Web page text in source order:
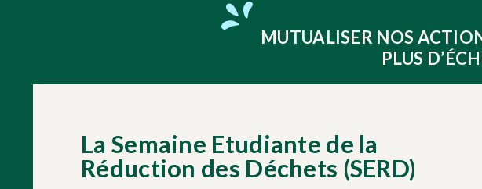
MUTUALISER NOS
PLUS
La Semaine Etudiante de la
Réduction des Déchets (SERD)